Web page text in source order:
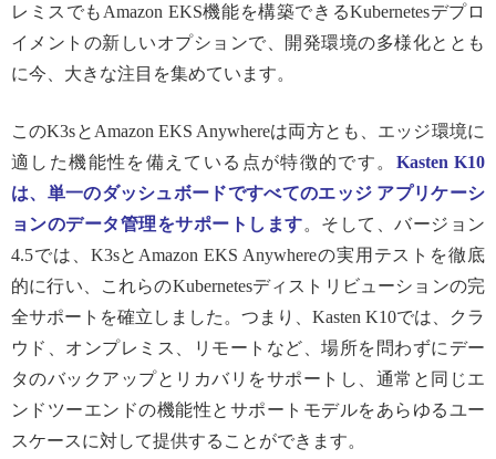
レミスでもAmazon EKS機能を構築できるKubernetesデプロ
イメントの新しいオプションで、開発環境の多様化ととも
に今、大きな注目を集めています。
このK3sとAmazon EKS Anywhereは両方とも、エッジ環境に
適した機能性を備えている点が特徴的です。 Kasten K10
は、単一のダッシュボードですべてのエッジ アプリケーシ
ョンのデータ管理をサポートします。そして、バージョン
4.5では、K3sとAmazon EKS Anywhereの実用テストを徹底
的に行い、これらのKubernetesディストリビューションの完
全サポートを確立しました。つまり、Kasten K10では、クラ
ウド、オンプレミス、リモートなど、場所を問わずにデー
タのバックアップとリカバリをサポートし、通常と同じエ
ンドツーエンドの機能性とサポートモデルをあらゆるユー
スケースに対して提供することができます。